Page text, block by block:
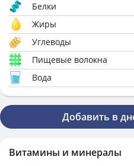
Белки
Жиры
Углеводы
Пищевые волокна
Вода
Добавить в
Витамины и минералы